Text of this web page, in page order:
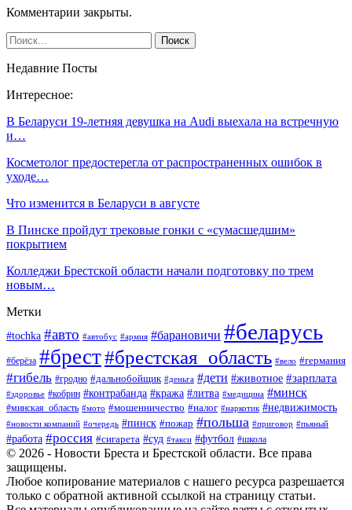
Комментарии закрыты.
Недавние Посты
Интересное:
В Беларуси 19-летняя девушка на Audi выехала на встречную
и…
Косметолог предостерегла от распространенных ошибок в
уходе…
Что изменится в Беларуси в августе
В Пинске пройдут трековые гонки с «сумасшедшим»
покрытием
Колледжи Брестской области начали подготовку по трем
новым…
Метки
#tochka #авто #автобус #армия #барановичи #беларусь
#берёза #брест#брестская_область #вело #германия
#гибель #гродно #дальнобойщик #деньга #дети #животное #зарплата
#здоровье #кобрин #контрабанда #кража #литва #медицина #минск
#минская_область #мото #мошенничество #налог #наркотик #недвижимость
#новости компаний #очередь #пинск #пожар #польша #приговор #пьяный
#работа #россия #сигарета #суд #такси #футбол #школа
© 2026 - Новости Бреста и Брестской области. Все права
защищены.
Любое копирование материалов с нашего ресурса разрешается
только с обратной активной ссылкой на страницу статьи.